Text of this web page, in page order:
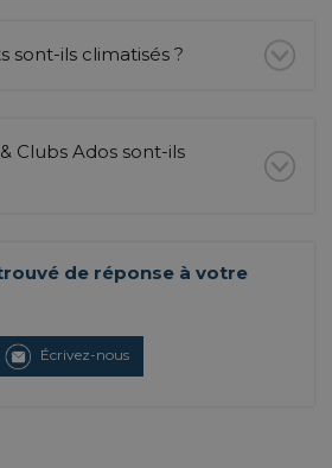
sont-ils climatisés ?
Clubs Ados sont-ils
de réponse à votre
Écrivez-nous